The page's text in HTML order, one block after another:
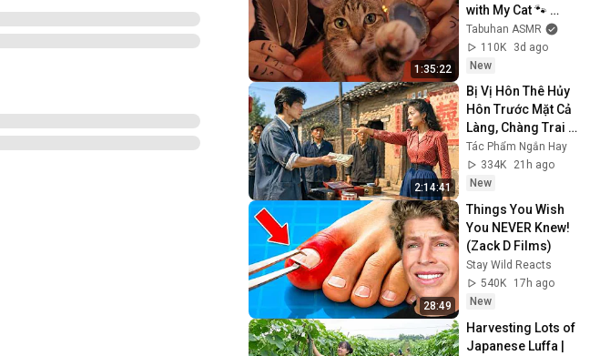
1:35:22
with My Cat 🐾
Purring & Reiki for
Sleep & Stress
Relief
Tabuhan ASMR
110K
3d ago
New
2:14:41
Bị Vị Hôn Thê Hủy
Hôn Trước Mặt Cả
Làng, Chàng Trai
Lạnh Lùng Đòi Lại
Từng Đồng, Cả Đám
Chết Lặng
Tác Phẩm Ngắn Hay
334K
21h ago
New
28:49
Things You Wish
You NEVER Knew!
(Zack D Films)
Stay Wild Reacts
540K
17h ago
New
Harvesting Lots of
Japanese Luffa |